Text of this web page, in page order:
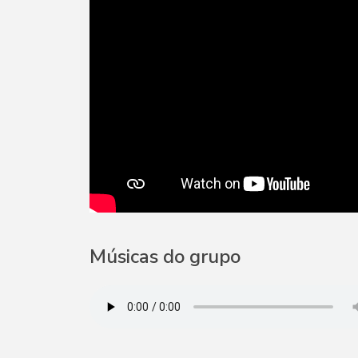
Músicas do grupo